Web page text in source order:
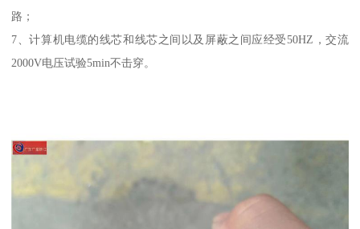
路；
7、计算机电缆的线芯和线芯之间以及屏蔽之间应经受50HZ，交流
2000V电压试验5min不击穿。